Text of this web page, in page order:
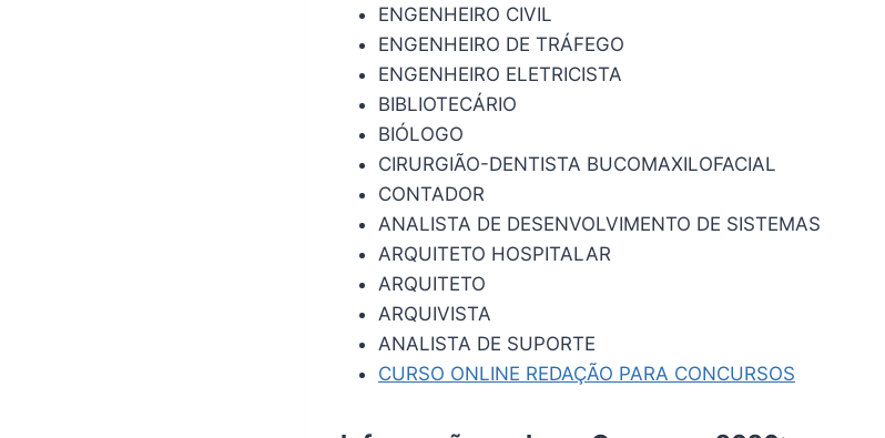
ENGENHEIRO CIVIL
ENGENHEIRO DE TRÁFEGO
ENGENHEIRO ELETRICISTA
BIBLIOTECÁRIO
BIÓLOGO
CIRURGIÃO-DENTISTA BUCOMAXILOFACIAL
CONTADOR
ANALISTA DE DESENVOLVIMENTO DE SISTEMAS
ARQUITETO HOSPITALAR
ARQUITETO
ARQUIVISTA
ANALISTA DE SUPORTE
CURSO ONLINE REDAÇÃO PARA CONCURSOS